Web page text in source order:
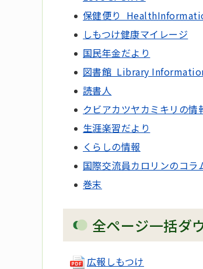
保健便り
しもつけ健康マイレージ
国民年金だより
図書館 Library
読書人
クビアカツヤカミキリの情
生涯楽習だより
くらしの情報
国際交流員カロリンのコラ
巻末
全ページ一括ダ
広報しもつけ